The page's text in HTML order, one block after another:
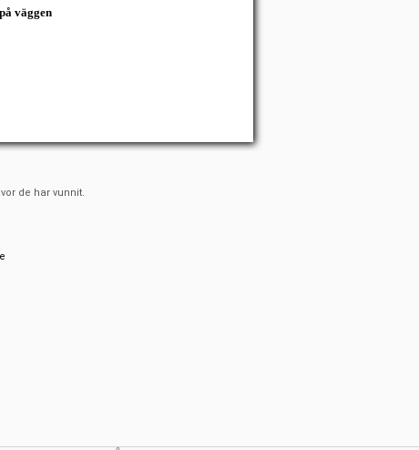
väggen
de har vunnit.